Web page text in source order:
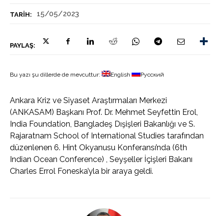
TARIH: 15/05/2023
PAYLAŞ:
Bu yazı şu dillerde de mevcuttur: English Русский
Ankara Kriz ve Siyaset Araştırmaları Merkezi
(ANKASAM) Başkanı Prof. Dr. Mehmet Seyfettin Erol,
India Foundation, Bangladeş Dışişleri Bakanlığı ve S.
Rajaratnam School of International Studies tarafından
düzenlenen 6. Hint Okyanusu Konferansı’nda (6th
Indian Ocean Conference) , Seyşeller İçişleri Bakanı
Charles Errol Foneska’yla bir araya geldi.